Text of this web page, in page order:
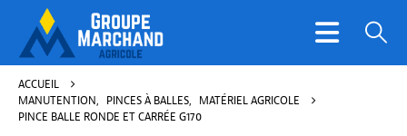
ACCUEIL
MANUTENTION, PINCES À BALLES,
MATÉRIEL AGRICOLE
PINCE BALLE RONDE ET CARRÉE G170